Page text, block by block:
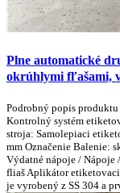
Plne automatické
okrúhlymi fľašami,
Podrobný popis
Kontrolný systém
stroja: Samolepiaci
mm Označenie Balenie:
Výdatné nápoje /
fliaš Aplikátor
je vyrobený z SS 304 a